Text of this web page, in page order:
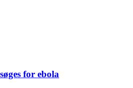
for ebola